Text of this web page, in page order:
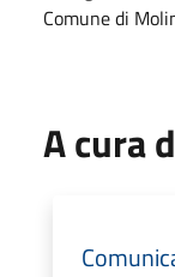
Comune di
A cura